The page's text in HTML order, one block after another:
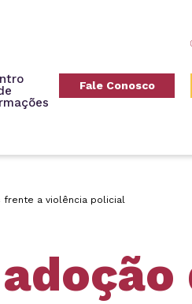
Fale Conosco
frente a violência policial